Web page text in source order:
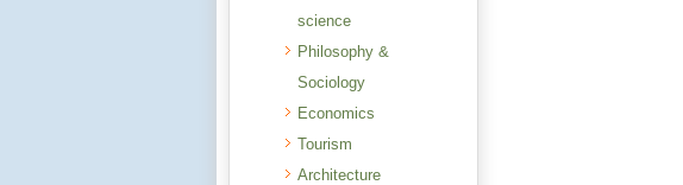
science
Philosophy &
Sociology
Economics
Tourism
Architecture